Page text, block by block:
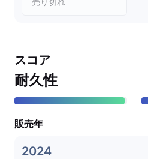
スコア
耐久性
販売年
2024